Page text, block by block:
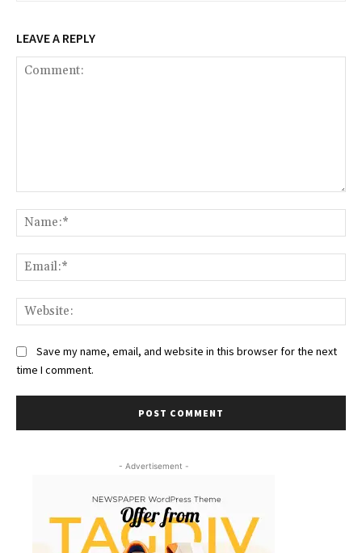
LEAVE A REPLY
Save my name, email, and website in this browser for the next
time I comment.
- Advertisement -